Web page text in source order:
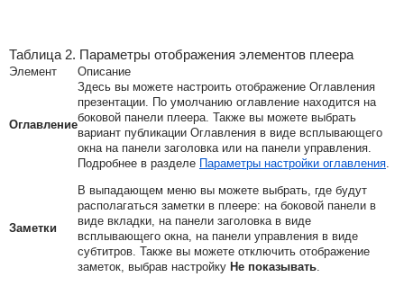
Таблица 2. Параметры отображения элементов плеера
Элемент Описание
Оглавление
Здесь вы можете настроить отображение Оглавления
презентации. По умолчанию оглавление находится на
боковой панели плеера. Также вы можете выбрать
вариант публикации Оглавления в виде всплывающего
окна на панели заголовка или на панели управления.
Подробнее в разделе Параметры настройки оглавления.
Заметки
В выпадающем меню вы можете выбрать, где будут
располагаться заметки в плеере: на боковой панели в
виде вкладки, на панели заголовка в виде
всплывающего окна, на панели управления в виде
субтитров. Также вы можете отключить отображение
заметок, выбрав настройку Не показывать.